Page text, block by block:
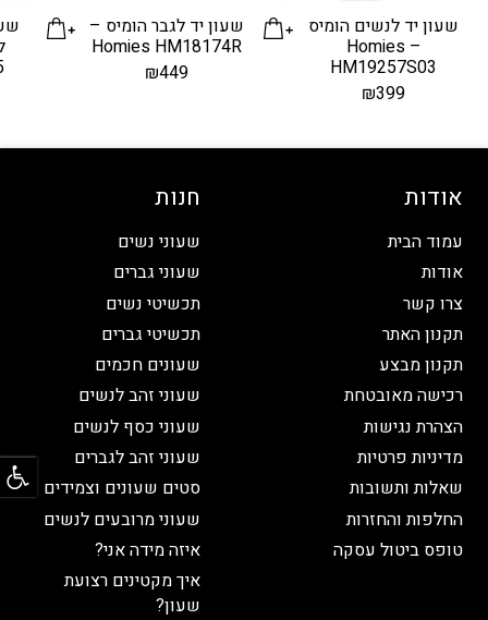
שעון יד לנשים הומיס
– Homies
HM19257S03
₪399
שעון יד לגבר הומיס –
Homies HM18174R
₪449
אודות
עמוד הבית
אודות
צרו קשר
תקנון האתר
תקנון מבצע
רכישה מאובטחת
הצהרת נגישות
מדיניות פרטיות
שאלות ותשובות
החלפות והחזרות
טופס ביטול עסקה
חנות
שעוני נשים
שעוני גברים
תכשיטי נשים
תכשיטי גברים
שעונים חכמים
שעוני זהב לנשים
שעוני כסף לנשים
שעוני זהב לגברים
סטים שעונים וצמידים
שעוני מרובעים לנשים
איזה מידה אני?
איך מקטינים רצועת
שעון?